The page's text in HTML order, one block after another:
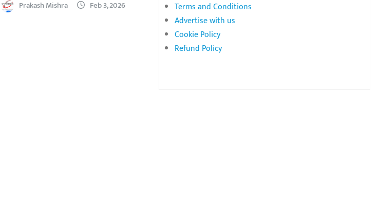
Prakash Mishra Feb 3, 2026
Terms and Conditions
Advertise with us
Cookie Policy
Refund Policy